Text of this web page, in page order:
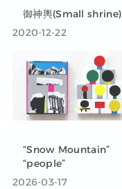
御神輿(Small shrine)
2020-12-22
“Snow Mountain”
“people”
2026-03-17